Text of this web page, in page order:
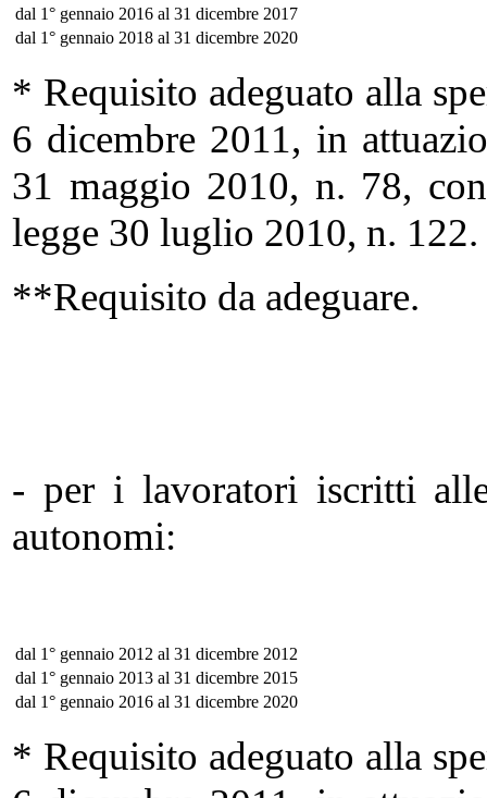
dal 1° gennaio 2016 al 31 dicembre 2017
dal 1° gennaio 2018 al 31 dicembre 2020
* Requisito adeguato alla
6 dicembre 2011, in
31 maggio 2010, n. 78,
legge 30 luglio 2010, n. 122.
**Requisito da adeguare.
- per i lavoratori iscritti
autonomi:
dal 1° gennaio 2012 al 31 dicembre 2012
dal 1° gennaio 2013 al 31 dicembre 2015
dal 1° gennaio 2016 al 31 dicembre 2020
* Requisito adeguato alla